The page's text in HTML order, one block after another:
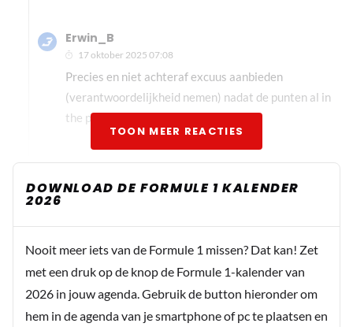
Erwin_B
17 oktober 2025 07:08
Precies en niet achteraf excuus aanbieden
(verantwoordelijkheid nemen) nadat de punten al in
the pocket zijn.
CvM
17 oktober 2025 06:15
vuurwerk verwachten.
TOON MEER REACTIES
DOWNLOAD DE FORMULE 1 KALENDER
2026
Nooit meer iets van de Formule 1 missen? Dat kan! Zet
met een druk op de knop de Formule 1-kalender van
2026 in jouw agenda. Gebruik de button hieronder om
hem in de agenda van je smartphone of pc te plaatsen en